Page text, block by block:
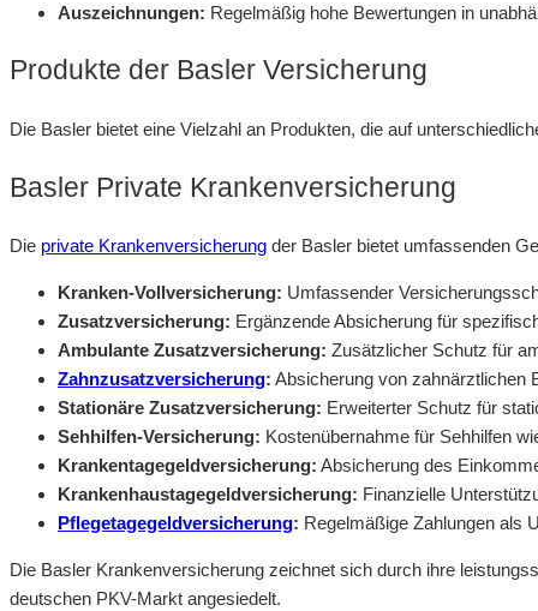
Auszeichnungen: Regelmäßig hohe Bewertungen in
Produkte der Basler Versicherung
Die Basler bietet eine Vielzahl an Produkten, die auf
Basler Private Krankenversicherung
Die private Krankenversicherung der Basler bietet umfassenden
Kranken-Vollversicherung: Umfassender
Zusatzversicherung: Ergänzende Absicherung für
Ambulante Zusatzversicherung: Zusätzlicher Schutz für
Zahnzusatzversicherung: Absicherung von zahnärztlichen
Stationäre Zusatzversicherung: Erweiterter Schutz für
Sehhilfen-Versicherung: Kostenübernahme für Sehhilfen
Krankentagegeldversicherung: Absicherung des
Krankenhaustagegeldversicherung: Finanzielle
Pflegetagegeldversicherung: Regelmäßige Zahlungen als
Die Basler Krankenversicherung zeichnet sich durch ihre
deutschen PKV-Markt angesiedelt.